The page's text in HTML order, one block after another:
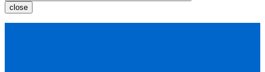
close